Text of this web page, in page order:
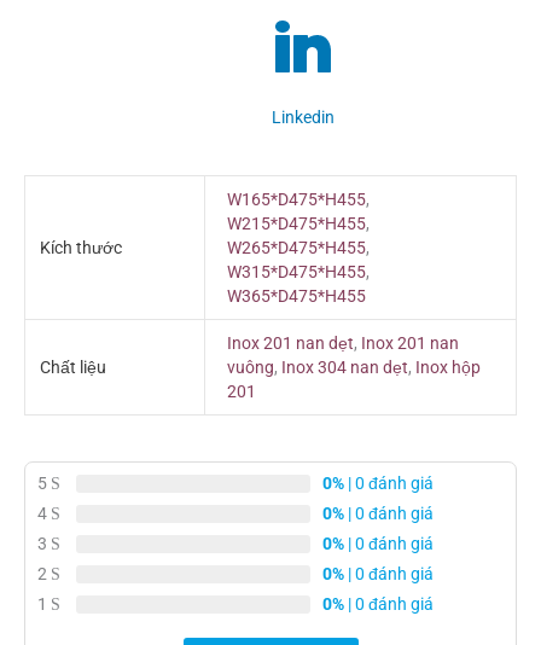
Linkedin
Kích thước
W165*D475*H455,
W215*D475*H455,
W265*D475*H455,
W315*D475*H455,
W365*D475*H455
Chất liệu
Inox 201 nan dẹt, Inox 201 nan
vuông, Inox 304 nan dẹt, Inox hộp
201
5 0% | 0 đánh giá
4
0% | 0 đánh giá
3
0% | 0 đánh giá
2
0% | 0 đánh giá
1
0% | 0 đánh giá